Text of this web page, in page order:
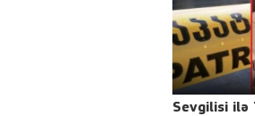
Sevgilisi ilə